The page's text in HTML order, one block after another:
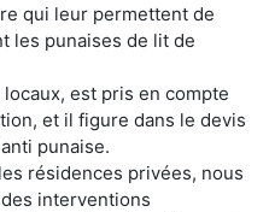
qui leur permettent de
les punaises de lit de
est pris en compte
et il figure dans le devis
punaise.
résidences privées, nous
interventions